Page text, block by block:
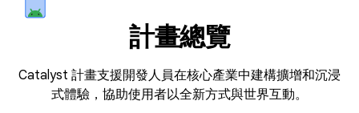
計畫總覽
Catalyst 計畫支援開發人員在核心產業中建構擴增和沉浸
式體驗，協助使用者以全新方式與世界互動。